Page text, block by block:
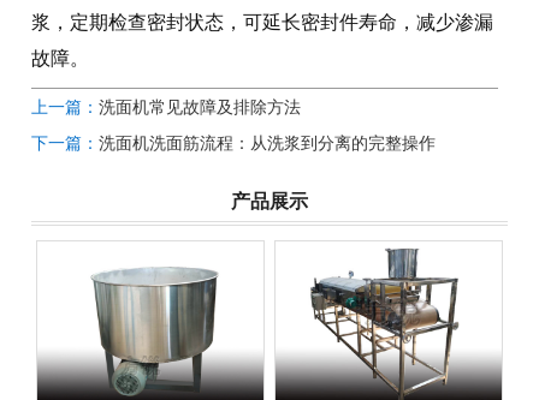
浆，定期检查密封状态，可延长密封件寿命，减少渗漏
故障。
上一篇：洗面机常见故障及排除方法
下一篇：洗面机洗面筋流程：从洗浆到分离的完整操作
产品展示